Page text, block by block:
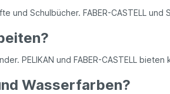
Schulbücher. FABER-CASTELL
PELIKAN und FABER-CASTELL
Wasserfarben?